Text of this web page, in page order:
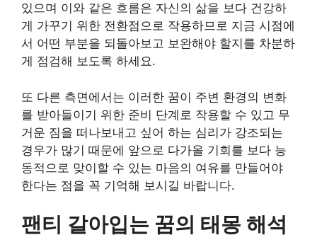
있으며 이와 같은 흐름은 자신의 삶을 보다 건강하
게 가꾸기 위한 전환점으로 작용하므로 지금 시점에
서 어떤 부분을 되돌아보고 보완해야 할지를 차분하
게 점검해 보도록 하세요.
또 다른 측면에서는 이러한 꿈이 주변 환경의 변화
를 받아들이기 위한 준비 단계로 작용할 수 있고 무
거운 짐을 떠나보내고 싶어 하는 심리가 강조되는
경우가 많기 때문에 앞으로 다가올 기회를 보다 능
동적으로 맞이할 수 있는 마음의 여유를 만들어야
한다는 점을 꼭 기억해 보시길 바랍니다.
팬티 갈아입는 꿈의 태몽 해석